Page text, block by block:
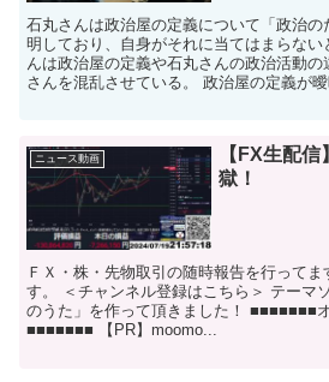
石丸さんは政治屋の定義について「政治の
明しており、自身がそれに当てはまらない
んは政治屋の定義や石丸さんの政治活動
さんを混乱させている。 政治屋の定義が曖
ニュース動画
【FX生配
獄！
ＦＸ・株・先物取引の随時報告を行って
す。 ＜チャンネル登録はこちら＞ テーマ
のうた」を作って頂きました！ ■■■■■■■
■■■■■■■ 【PR】moomo...